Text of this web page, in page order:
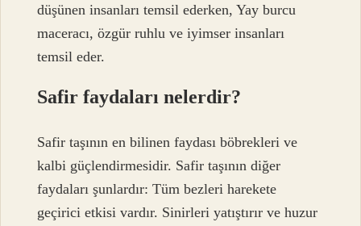
düşünen insanları temsil ederken, Yay burcu
maceracı, özgür ruhlu ve iyimser insanları
temsil eder.
Safir faydaları nelerdir?
Safir taşının en bilinen faydası böbrekleri ve
kalbi güçlendirmesidir. Safir taşının diğer
faydaları şunlardır: Tüm bezleri harekete
geçirici etkisi vardır. Sinirleri yatıştırır ve huzur